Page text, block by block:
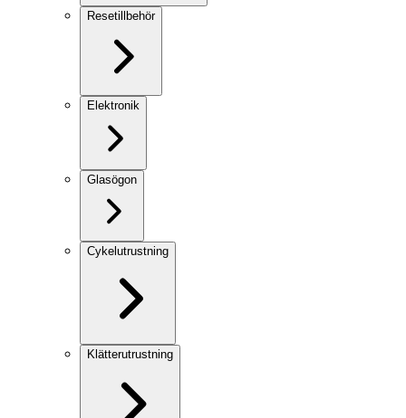
Resetillbehör
Elektronik
Glasögon
Cykelutrustning
Klätterutrustning